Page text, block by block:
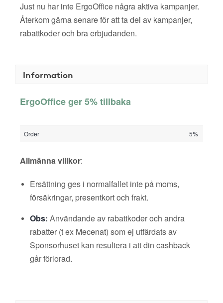
Just nu har inte ErgoOffice några aktiva kampanjer.
Återkom gärna senare för att ta del av kampanjer,
rabattkoder och bra erbjudanden.
Information
ErgoOffice ger 5% tillbaka
Order 5%
Allmänna villkor:
Ersättning ges i normalfallet inte på moms,
försäkringar, presentkort och frakt.
Obs: Användande av rabattkoder och andra
rabatter (t ex Mecenat) som ej utfärdats av
Sponsorhuset kan resultera i att din cashback
går förlorad.